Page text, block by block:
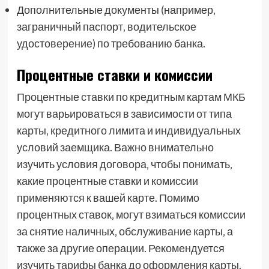
Дополнительные документы (например‚
заграничный паспорт‚ водительское
удостоверение) по требованию банка.
Процентные ставки и комиссии
Процентные ставки по кредитным картам МКБ
могут варьироваться в зависимости от типа
карты‚ кредитного лимита и индивидуальных
условий заемщика. Важно внимательно
изучить условия договора‚ чтобы понимать‚
какие процентные ставки и комиссии
применяются к вашей карте. Помимо
процентных ставок‚ могут взиматься комиссии
за снятие наличных‚ обслуживание карты‚ а
также за другие операции. Рекомендуется
изучить тарифы банка до оформления карты.